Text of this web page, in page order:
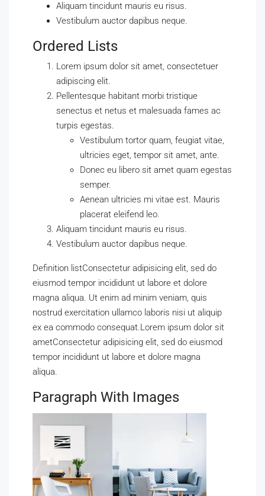
Aliquam tincidunt mauris eu risus.
Vestibulum auctor dapibus neque.
Ordered Lists
Lorem ipsum dolor sit amet, consectetuer
adipiscing elit.
Pellentesque habitant morbi tristique
senectus et netus et malesuada fames ac
turpis egestas.
Vestibulum tortor quam, feugiat vitae,
ultricies eget, tempor sit amet, ante.
Donec eu libero sit amet quam egestas
semper.
Aenean ultricies mi vitae est. Mauris
placerat eleifend leo.
Aliquam tincidunt mauris eu risus.
Vestibulum auctor dapibus neque.
Definition listConsectetur adipisicing elit, sed do
eiusmod tempor incididunt ut labore et dolore
magna aliqua. Ut enim ad minim veniam, quis
nostrud exercitation ullamco laboris nisi ut aliquip
ex ea commodo consequat.Lorem ipsum dolor sit
ametConsectetur adipisicing elit, sed do eiusmod
tempor incididunt ut labore et dolore magna
aliqua.
Paragraph With Images